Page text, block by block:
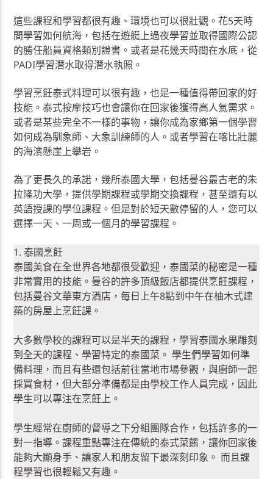
這些課程和學習都很有趣、環境也可以很壯觀。花5天時
間學習如何航海，包括在遊艇上過夜學習並取得國際公認
的勝任船員資格類別證書。或者是花幾天時間在水底，從
PADI學習潛水取得潛水執照。
學習烹飪泰式料理可以很有趣，也是一種值得帶回家的好
技能。泰式按摩技巧也會讓你在回家後獲得高人氣需求。
或者是某些完全不一樣的事物，讓你成為家鄉第一個學習
如何成為馴象師、大象訓練師的人。或者學習在喀比壯麗
的海濱懸崖上攀岩。
為了更長久的承諾，幾所泰國大學，包括曼谷最古老的朱
拉隆功大學，提供學期課程或學期交換課程，甚至還有以
英語授課的學位課程。但是對於短天數停留的人，您可以
選擇一天、一周或一個月的學習課程。
1. 泰國烹飪
泰國美食在全世界各地都很受歡迎，泰國菜的秘密是一種
非常實用的技能。曼谷的許多頂級飯店都提供烹飪課程，
包括曼谷文華東方酒店，每日上午8點到中午在柚木式建
築的房屋上烹飪課。
大多數學校的課程可以是半天的課程，學習泰國水果雕刻
到全天的課程、學習特定的泰國菜。 學生們學習如何準
備料理，而且有些還包括前往當地市場參觀，與廚師一起
採買食材，但大部分準備都是由學校工作人員完成，因此
學生可以專注在烹飪上。
學生經常在廚師的督導之下分組團隊合作，包括許多的一
對一指導。課程重點專注在傳統的泰式菜餚，讓你回家後
能夠大顯身手、讓家人和朋友留下最深刻印象。 而且課
程學習也很輕鬆又有趣。